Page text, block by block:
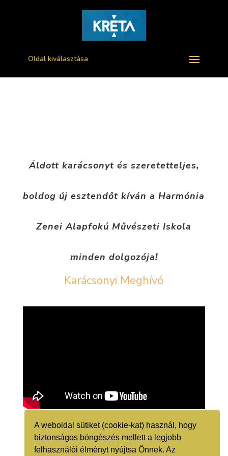
A weboldal sütiket (cookie-kat) használ, hogy
biztonságos böngészés mellett a legjobb
felhasználói élményt nyújtsa Önnek. Az
Oldal kiválasztása
Áldott karácsonyt és szeretetteljes,
boldog új esztendőt kívána Harmónia
Zenei Alapfokú Művészeti Iskola
minden dolgozója!
Karácsonyi Meghívó